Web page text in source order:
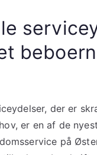
der er
er en af de
på